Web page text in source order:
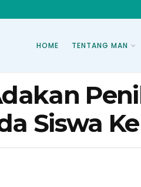
HOME TENTANG MAN
Siswa